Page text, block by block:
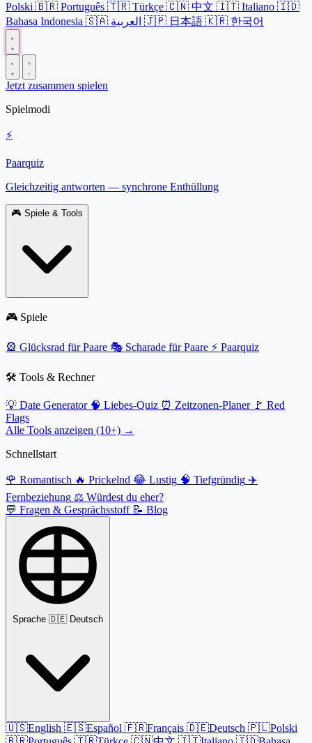
Polski 🇧🇷 Português 🇹🇷 Türkçe 🇨🇳 中文 🇮🇹 Italiano 🇮🇩
Bahasa Indonesia 🇸🇦 🇯🇵 日本語 🇰🇷 한국어
Jetzt zusammen spielen
Spielmodi
⚡
Paarquiz
Gleichzeitig antworten — synchrone Enthüllung
🎮 Spiele & Tools
🎮 Spiele
🎡 Glücksrad für Paare 🎭 Scharade für Paare ⚡ Paarquiz
🛠️ Tools & Rechner
💡 Date Generator 🧠 Liebes-Quiz ⏰ Zeitzonen-Planer 🚩 Red
Flags
Alle Tools anzeigen (10+) →
Schnellstart
🌹 Romantisch 🔥 Prickelnd 😂 Lustig 🧠 Tiefgründig ✈️
Fernbeziehung ⚖️ Würdest du eher?
💬 Fragen & Gesprächsstoff 📝 Blog
Sprache 🇩🇪 Deutsch
🇺🇸English 🇪🇸Español 🇫🇷Français 🇩🇪Deutsch 🇵🇱Polski